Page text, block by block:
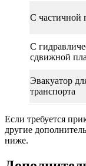
С частичной
С
сдвижной
Эвакуатор
транспорта
Если требуется
другие
ниже.